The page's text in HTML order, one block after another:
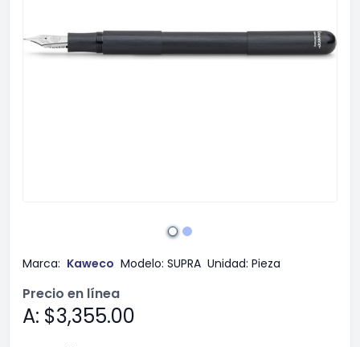
Marca: Kaweco Modelo: SUPRA Unidad: Pieza
Precio en línea
A: $3,355.00